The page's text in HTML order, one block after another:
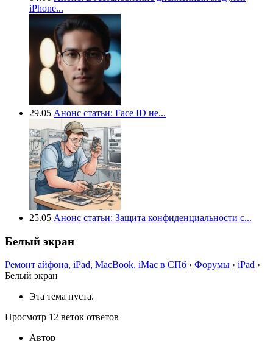
iPhone...
29.05 Анонс статьи: Face ID не...
25.05 Анонс статьи: Защита конфиденциальности с...
Белый экран
Ремонт айфона, iPad, MacBook, iMac в СПб › Форумы › iPad ›
Белый экран
Эта тема пуста.
Просмотр 12 веток ответов
Автор